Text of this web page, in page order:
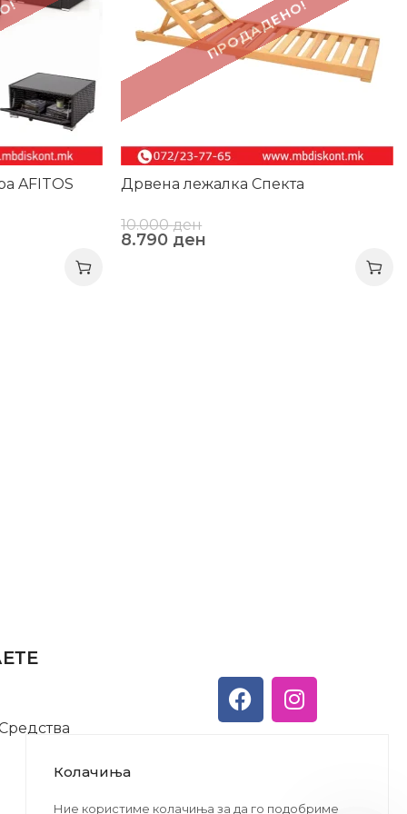
AFITOS
ПРОДАДЕНО!
Дрвена лежалка Спекта
10.000ден
8.790 ден
Колачиња
Ние користиме колачиња за да го подобриме